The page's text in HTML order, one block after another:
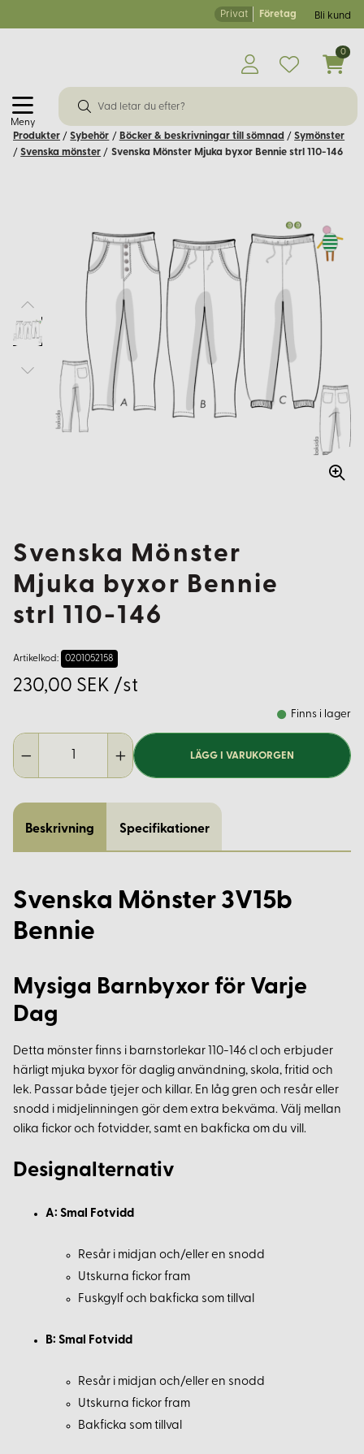
Privat Företag Bli kund
Meny
0
Produkter / Sybehör / Böcker & beskrivningar till sömnad / Symönster
/ Svenska mönster / Svenska Mönster Mjuka byxor Bennie strl 110-146
Svenska Mönster
Mjuka byxor Bennie
strl 110-146
Artikelkod: 0201052158
230,00 SEK /st
Finns i lager
LÄGG I VARUKORGEN
Beskrivning Specifikationer
Svenska Mönster 3V15b
Bennie
Mysiga Barnbyxor för Varje
Dag
Detta mönster finns i barnstorlekar 110-146 cl och erbjuder
härligt mjuka byxor för daglig användning, skola, fritid och
lek. Passar både tjejer och killar. En låg gren och resår eller
snodd i midjelinningen gör dem extra bekväma. Välj mellan
olika fickor och fotvidder, samt en bakficka om du vill.
Designalternativ
A: Smal Fotvidd
Resår i midjan och/eller en snodd
Utskurna fickor fram
Fuskgylf och bakficka som tillval
B: Smal Fotvidd
Resår i midjan och/eller en snodd
Utskurna fickor fram
Bakficka som tillval